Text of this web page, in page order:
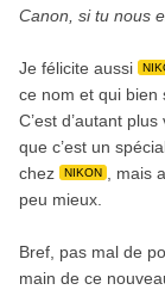
Canon, si tu nous
Je félicite aussi
ce nom et qui bien
C’est d’autant
que c’est un
chez
NIKON , mais
peu mieux.
Bref, pas mal de
main de ce